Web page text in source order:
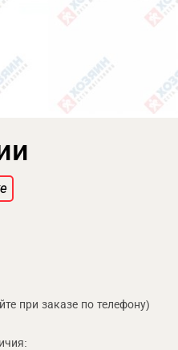
при заказе по телефону)